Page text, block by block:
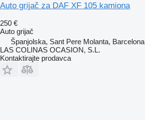
Auto grijač za DAF XF 105 kamiona
250 €
Auto grijač
Španjolska, Sant Pere Molanta, Barcelona
LAS COLINAS OCASION, S.L.
Kontaktirajte prodavca